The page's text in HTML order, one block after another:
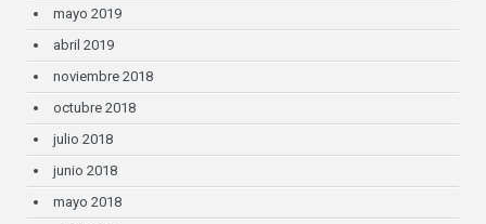
mayo 2019
abril 2019
noviembre 2018
octubre 2018
julio 2018
junio 2018
mayo 2018